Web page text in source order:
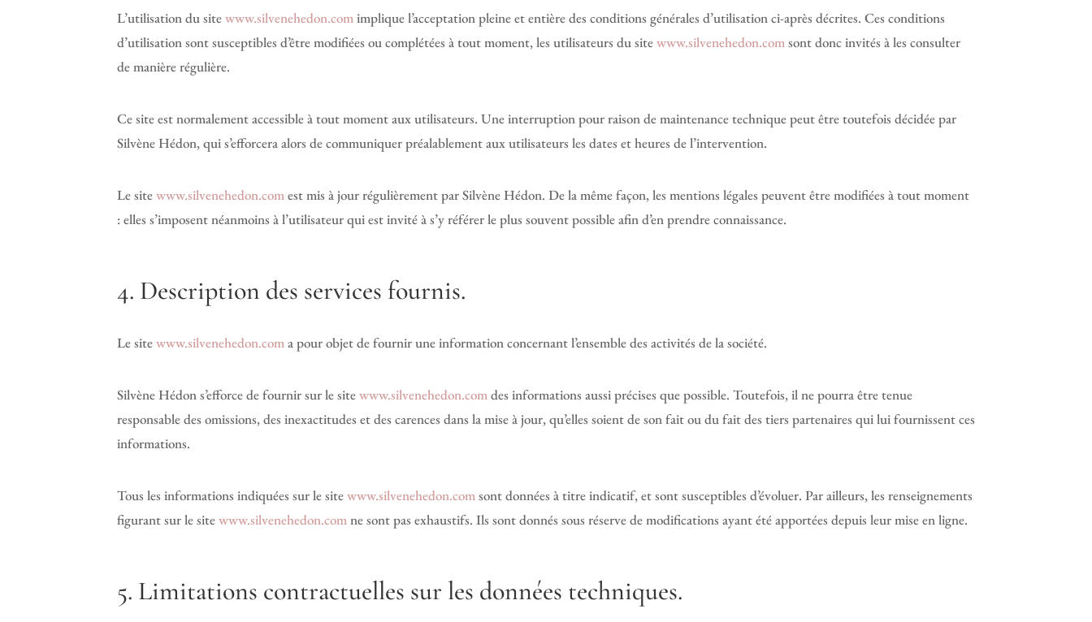
L’utilisation du sitewww.silvenehedon.comimplique l’acceptation pleine et entière des conditions générales d’utilisation ci-après décrites. Ces conditions
d’utilisation sont susceptibles d’être modifiées ou complétées à tout moment, les utilisateurs du sitewww.silvenehedon.comsont donc invités à les consulter
de manière régulière.
Ce site est normalement accessible à tout moment aux utilisateurs. Une interruption pour raison de maintenance technique peut être toutefois décidée par
Silvène Hédon, qui s’efforcera alors de communiquer préalablement aux utilisateurs les dates et heures de l’intervention.
Le sitewww.silvenehedon.comest mis à jour régulièrement par Silvène Hédon. De la même façon, les mentions légales peuvent être modifiées à tout moment
: elles s’imposent néanmoins à l’utilisateur qui est invité à s’y référer le plus souvent possible afin d’en prendre connaissance.
4. Description des services fournis.
Le sitewww.silvenehedon.coma pour objet de fournir une information concernant l’ensemble des activités de la société.
Silvène Hédon s’efforce de fournir sur le sitewww.silvenehedon.comdes informations aussi précises que possible. Toutefois, il ne pourra être tenue
responsable des omissions, des inexactitudes et des carences dans la mise à jour, qu’elles soient de son fait ou du fait des tiers partenaires qui lui fournissent ces
informations.
Tous les informations indiquées sur le sitewww.silvenehedon.comsont données à titre indicatif, et sont susceptibles d’évoluer. Par ailleurs, les renseignements
figurant sur le sitewww.silvenehedon.comne sont pas exhaustifs. Ils sont donnés sous réserve de modifications ayant été apportées depuis leur mise en ligne.
5. Limitations contractuelles sur les données techniques.